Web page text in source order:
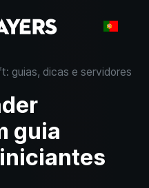
guias, dicas e servidores
guia